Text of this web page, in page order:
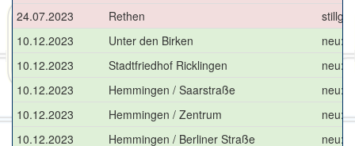
24.07.2023
Rethen
10.12.2023
Unter den Birken
neu:
10.12.2023
Stadtfriedhof Ricklingen
neu:
10.12.2023
Hemmingen / Saarstraße
neu:
10.12.2023
Hemmingen / Zentrum
neu:
10.12.2023
Hemmingen / Berliner Straße
neu: